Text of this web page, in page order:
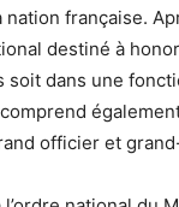
française.
destiné à
dans une
officier et